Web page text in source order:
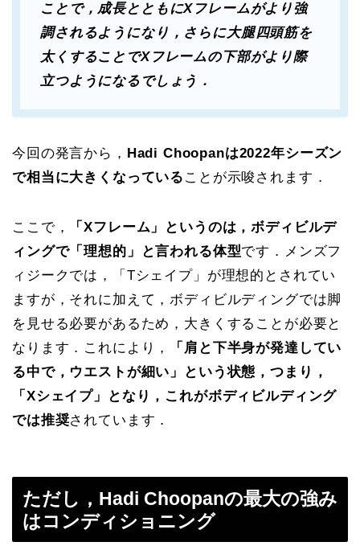
ことで，成長とともにXフレームがより強
調されるようになり，さらに大腿四頭筋を
太くすることでXフレームの下部がより際
立つようになるでしょう．
今回の発言から， Hadi Choopanは2022年シーズン
で相当に大きくなっている ことが示唆されます．
ここで，
「Xフレーム」というのは，ボディビルデ
ィングで「理想的」と言われる体型です．メンズフ
ィジークでは，「Tシェイプ」が理想的とされてい
ますが，それに加えて，ボディビルディングでは脚
を見せる必要があるため，大きくすることが必要と
なります．これにより，
「肩と下半身が発達してい
る中で，ウエストが細い」という状態，つまり，
「Xシェイプ」となり，これがボディビルディング
では推奨されています．
ただし，Hadi Choopanの最大の強み
はコンディショニング